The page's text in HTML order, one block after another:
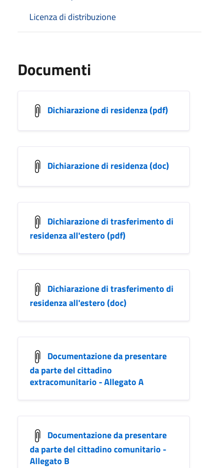
Licenza di distribuzione
Documenti
Dichiarazione di residenza (pdf)
Dichiarazione di residenza (doc)
Dichiarazione di trasferimento di
residenza all'estero (pdf)
Dichiarazione di trasferimento di
residenza all'estero (doc)
Documentazione da presentare
da parte del cittadino
extracomunitario - Allegato A
Documentazione da presentare
da parte del cittadino comunitario -
Allegato B